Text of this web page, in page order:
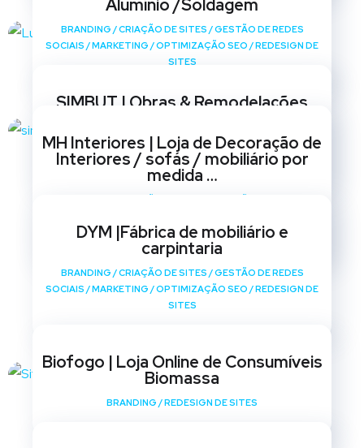
Alumínio /Soldagem
BRANDING /CRIAÇÃO DE SITES /GESTÃO DE REDES
SOCIAIS /MARKETING /OPTIMIZAÇÃO SEO /REDESIGN DE
SITES
SIMBUT | Obras & Remodelações
SOCIAIS /MARKETING OPTIMIZAÇÃO SEO/ REDESIGN DE
SITES
MH Interiores | Loja de Decoração de
Interiores / sofás / mobiliário por
medida …
SITES
DYM |Fábrica de mobiliário e
carpintaria
BRANDING /CRIAÇÃO DE SITES /GESTÃO DE REDES
SOCIAIS /MARKETING /OPTIMIZAÇÃO SEO /REDESIGN DE
SITES
Biofogo | Loja Online de Consumíveis
Biomassa
BRANDING /REDESIGN DE SITES